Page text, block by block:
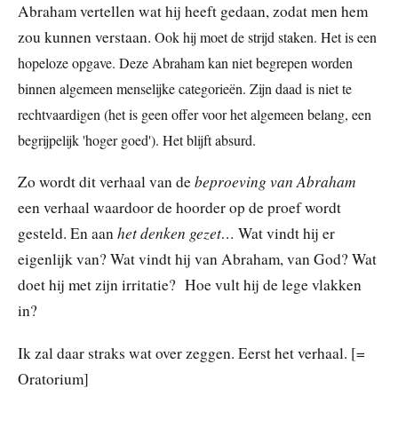
Abraham vertellen wat hij heeft gedaan, zodat men hem
zou kunnen verstaan. Ook hij moet de strijd staken. Het is een
hopeloze opgave. Deze Abraham kan niet begrepen worden
binnen algemeen menselijke categorieën. Zijn daad is niet te
rechtvaardigen (het is geen offer voor het algemeen belang, een
begrijpelijk 'hoger goed'). Het blijft absurd.
Zo wordt dit verhaal van debeproeving van Abraham
een verhaal waardoor de hoorder op de proef wordt
gesteld. En aanhet denken gezet… Wat vindt hij er
eigenlijk van? Wat vindt hij van Abraham, van God? Wat
doet hij met zijn irritatie? Hoe vult hij de lege vlakken
in?
Ik zal daar straks wat over zeggen. Eerst het verhaal. [=
Oratorium]